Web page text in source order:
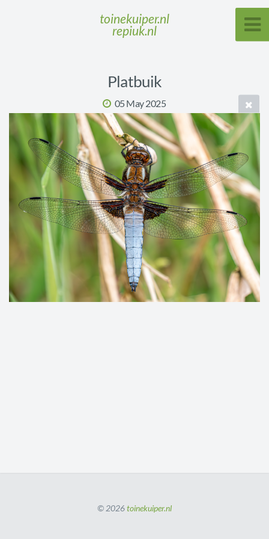
toinekuiper.nl
repiuk.nl
Platbuik
05 May 2025
© 2026toinekuiper.nl